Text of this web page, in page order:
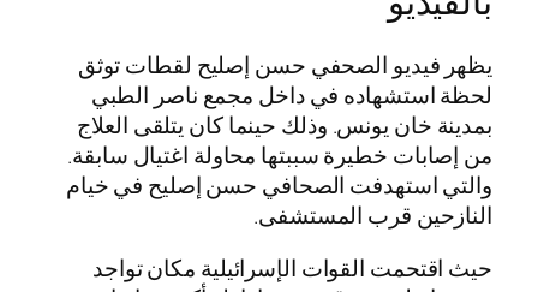
يظهر فيديو الصحفي حسن إصليح لقطات توثق
لحظة استشهاده في داخل مجمع ناصر الطبي
بمدينة خان يونس. وذلك حينما كان يتلقى العلاج
من إصابات خطيرة سببتها محاولة اغتيال سابقة.
والتي استهدفت الصحافي حسن إصليح في خيام
النازحين قرب المستشفى.
حيث اقتحمت القوات الإسرائيلية مكان تواجد